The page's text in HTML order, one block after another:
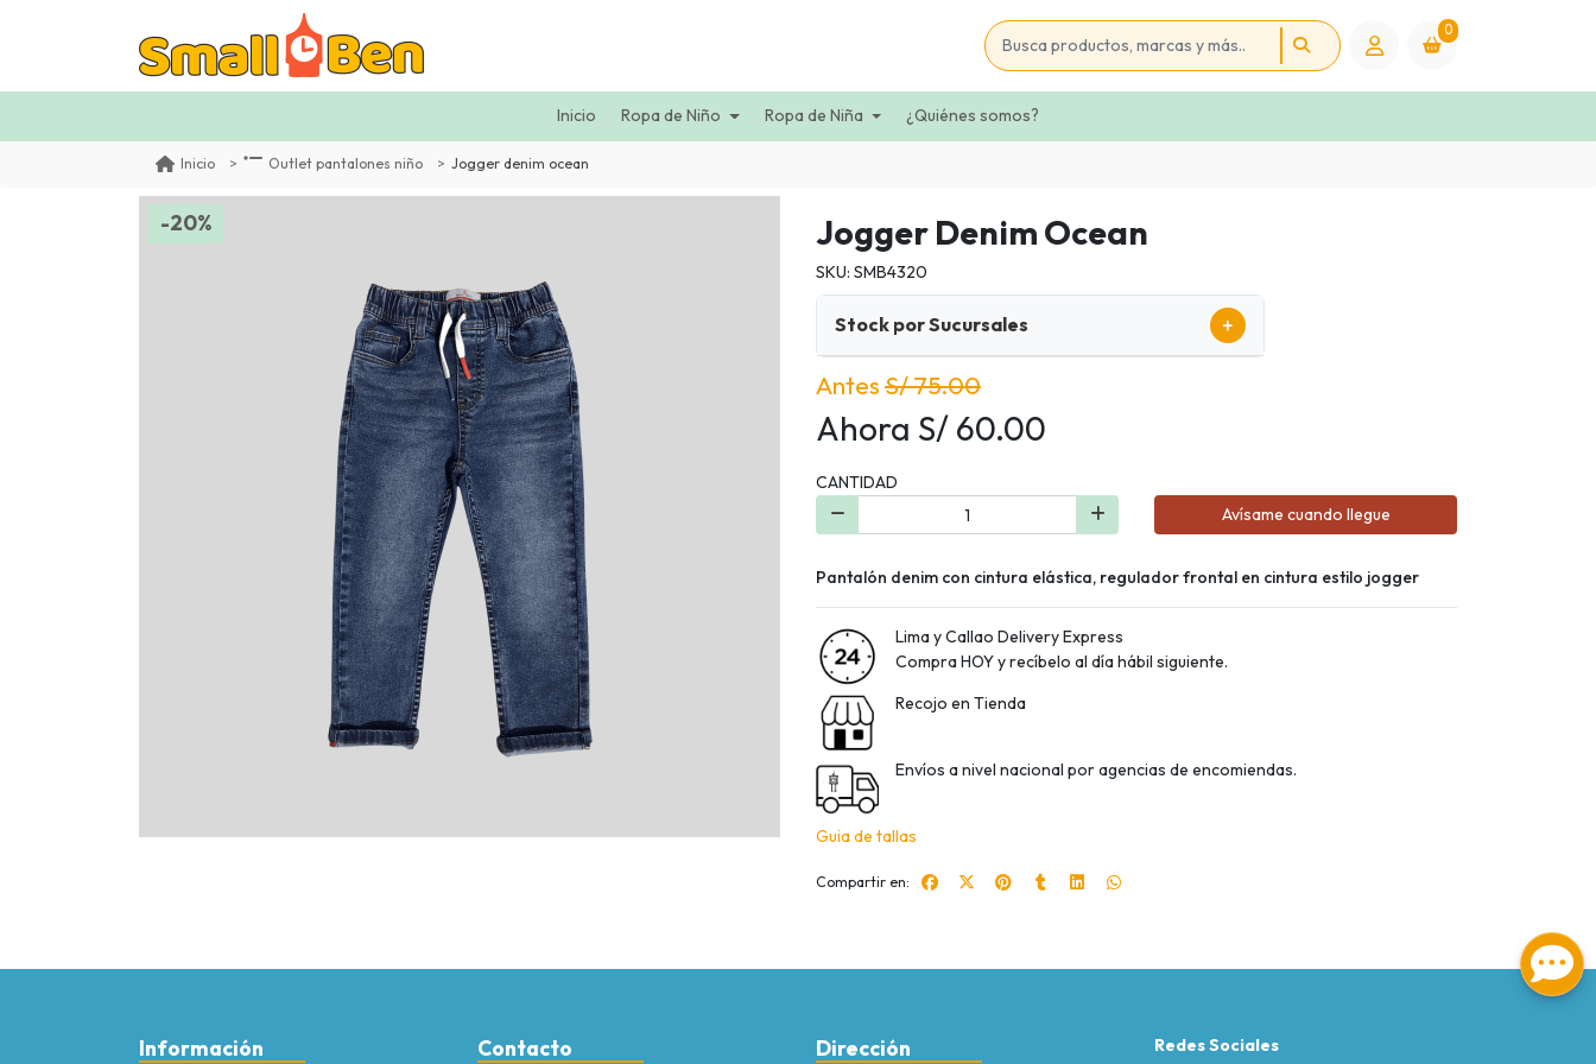
0
Inicio Ropa de Niño Ropa de Niña ¿Quiénes somos?
Inicio Outlet pantalones niño Jogger denim ocean
-20% Jogger Denim Ocean
SKU: SMB4320
Stock por Sucursales +
AntesS/ 75.00
Ahora S/ 60.00
CANTIDAD
Avísame cuando llegue
Pantalón denim con cintura elástica, regulador frontal en cintura estilo jogger
Lima y Callao Delivery Express
Compra HOY y recíbelo al día hábil siguiente.
Recojo en Tienda
Envíos a nivel nacional por agencias de encomiendas.
Guia de tallas
Compartir en:
Información Contacto Dirección Redes Sociales